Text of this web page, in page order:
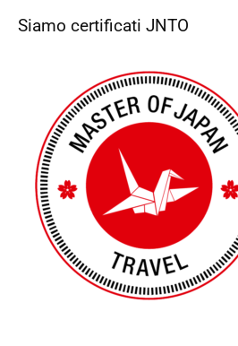
Siamo certificati JNTO